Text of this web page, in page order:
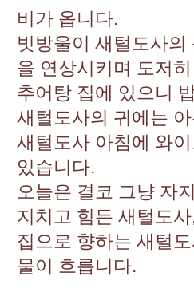
비가 옵니다.
빗방울이 새털도사
을 연상시키며 도저
추어탕 집에 있으니
새털도사의 귀에는
새털도사 아침에 와
있습니다.
오늘은 결코 그냥 자
지치고 힘든 새털도
집으로 향하는 새털
물이 흐릅니다.